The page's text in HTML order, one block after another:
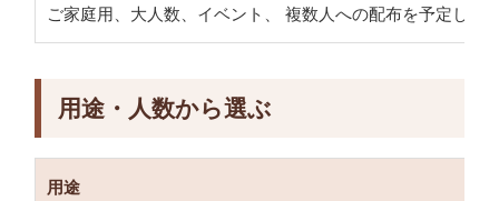
ご家庭用、大人数、イベント、 複数人への配布を予定して
用途・人数から選ぶ
用途